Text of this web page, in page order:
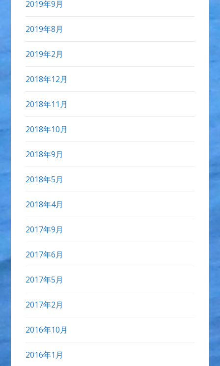
2019年9月
2019年8月
2019年2月
2018年12月
2018年11月
2018年10月
2018年9月
2018年5月
2018年4月
2017年9月
2017年6月
2017年5月
2017年2月
2016年10月
2016年1月